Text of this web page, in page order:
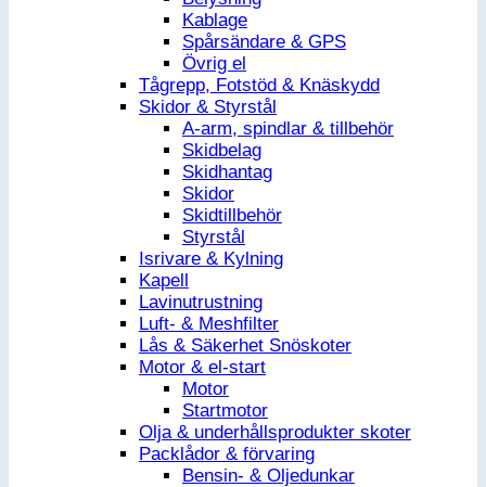
Kablage
Spårsändare & GPS
Övrig el
Tågrepp, Fotstöd & Knäskydd
Skidor & Styrstål
A-arm, spindlar & tillbehör
Skidbelag
Skidhantag
Skidor
Skidtillbehör
Styrstål
Isrivare & Kylning
Kapell
Lavinutrustning
Luft- & Meshfilter
Lås & Säkerhet Snöskoter
Motor & el-start
Motor
Startmotor
Olja & underhållsprodukter skoter
Packlådor & förvaring
Bensin- & Oljedunkar